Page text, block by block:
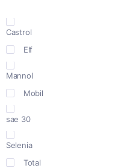
Castrol
Elf
Mannol
Mobil
sae 30
Selenia
Total